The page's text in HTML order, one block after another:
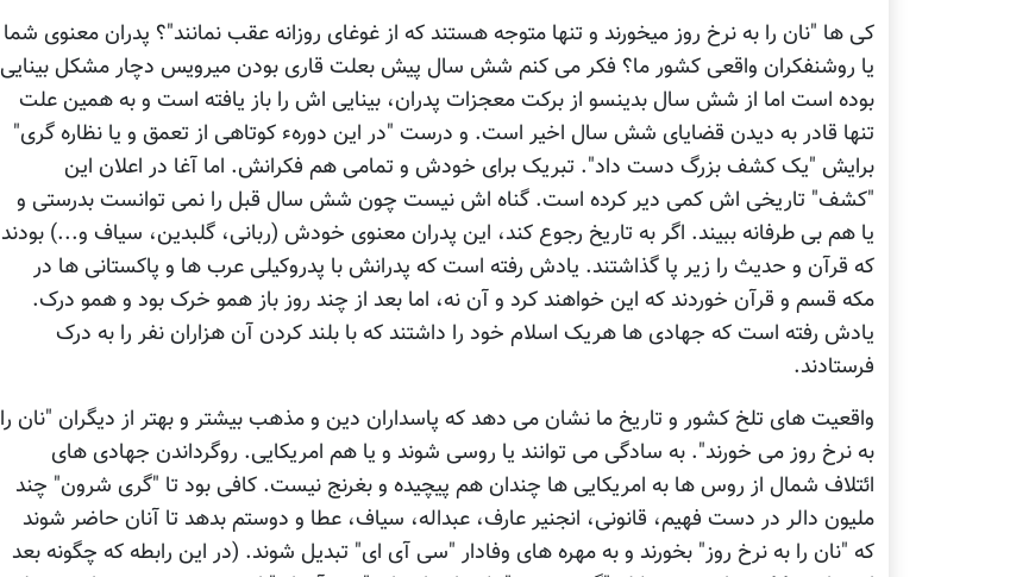
کی ها "نان را به نرخ روز میخورند و تنها متوجه هستند که از غوغای روزانه عقب نمانند"؟ پدران معنوی شما
یا روشنفکران واقعی کشور ما؟ فکر می کنم شش سال پیش بعلت قاری بودن میرویس دچار مشکل بینایی
بوده است اما از شش سال بدینسو از برکت معجزات پدران، بینایی اش را باز یافته است و به همین علت
تنها قادر به دیدن قضایای شش سال اخیر است. و درست "در این دورهء کوتاهی از تعمق و یا نظاره گری"
برایش "یک کشف بزرگ دست داد". تبریک برای خودش و تمامی هم فکرانش. اما آغا در اعلان این
"کشف" تاریخی اش کمی دیر کرده است. گناه اش نیست چون شش سال قبل را نمی توانست بدرستی و
یا هم بی طرفانه ببیند. اگر به تاریخ رجوع کند، این پدران معنوی خودش (ربانی، گلبدین، سیاف و...) بودند
که قرآن و حدیث را زیر پا گذاشتند. یادش رفته است که پدرانش با پدروکیلی عرب ها و پاکستانی ها در
مکه قسم و قرآن خوردند که این خواهند کرد و آن نه، اما بعد از چند روز باز همو خرک بود و همو درک.
یادش رفته است که جهادی ها هریک اسلام خود را داشتند که با بلند کردن آن هزاران نفر را به درک
فرستادند.
واقعیت های تلخ کشور و تاریخ ما نشان می دهد که پاسداران دین و مذهب بیشتر و بهتر از دیگران "نان را
به نرخ روز می خورند". به سادگی می توانند یا روسی شوند و یا هم امریکایی. روگرداندن جهادی های
ائتلاف شمال از روس ها به امریکایی ها چندان هم پیچیده و بغرنج نیست. کافی بود تا "گری شرون" چند
ملیون دالر در دست فهیم، قانونی، انجنیر عارف، عبداله، سیاف، عطا و دوستم بدهد تا آنان حاضر شوند
که "نان را به نرخ روز" بخورند و به مهره های وفادار "سی آی ای" تبدیل شوند. (در این رابطه که چگونه بعد